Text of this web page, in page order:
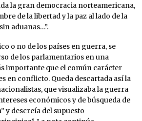
la gran democracia norteamericana,
de la libertad y la paz al lado de la
aduanas…”.
o no de los países en guerra, se
de los parlamentarios en una
importante que el común carácter
en conflicto. Queda descartada así la
que visualizaba la guerra
económicos y de búsqueda de
y descreía del supuesto